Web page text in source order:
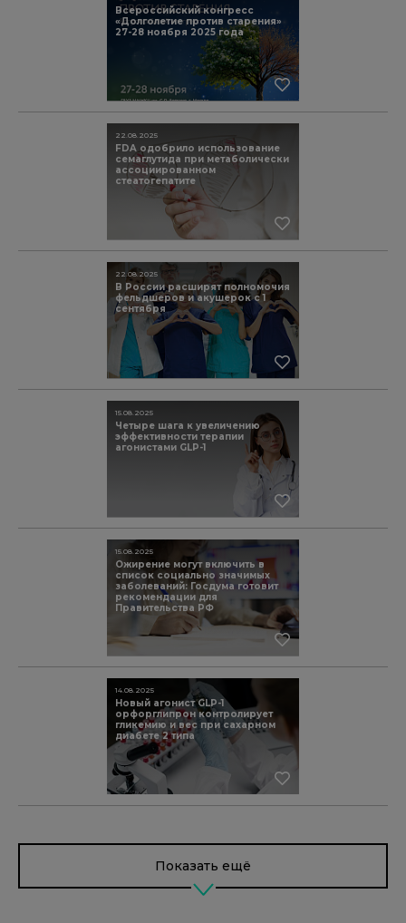
Всероссийский конгресс
«Долголетие против старения»
27-28 ноября 2025 года
FDA одобрило использование
семаглутида при метаболически
ассоциированном
стеатогепатите
22.08.2025
В России расширят полномочия
фельдшеров и акушерок с 1
сентября
22.08.2025
Четыре шага к увеличению
эффективности терапии
агонистами GLP-1
15.08.2025
Ожирение могут включить в
список социально значимых
заболеваний: Госдума готовит
рекомендации для
Правительства РФ
15.08.2025
Новый агонист GLP-1
орфорглипрон контролирует
гликемию и вес при сахарном
диабете 2 типа
14.08.2025
Показать ещё